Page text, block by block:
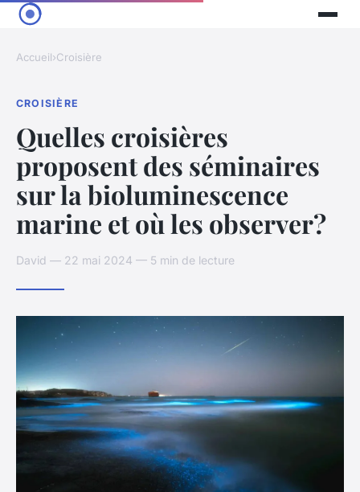
Accueil›Croisière
CROISIÈRE
Quelles croisières
proposent des séminaires
sur la bioluminescence
marine et où les observer?
David — 22 mai 2024 — 5 min de lecture